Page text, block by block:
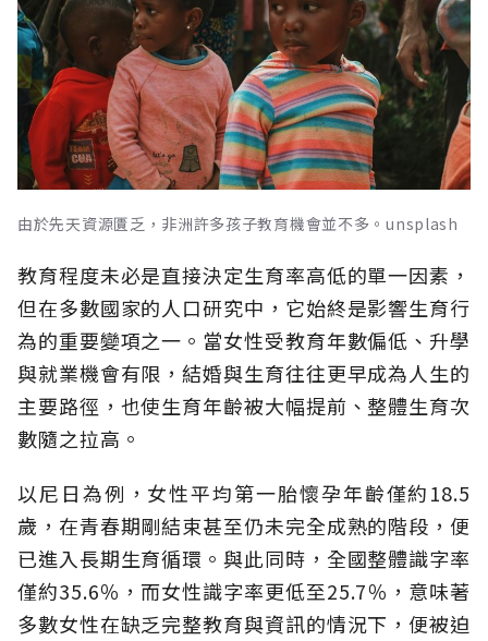
由於先天資源匱乏，非洲許多孩子教育機會並不多。unsplash
教育程度未必是直接決定生育率高低的單一因素，
但在多數國家的人口研究中，它始終是影響生育行
為的重要變項之一。當女性受教育年數偏低、升學
與就業機會有限，結婚與生育往往更早成為人生的
主要路徑，也使生育年齡被大幅提前、整體生育次
數隨之拉高。
以尼日為例，女性平均第一胎懷孕年齡僅約18.5
歲，在青春期剛結束甚至仍未完全成熟的階段，便
已進入長期生育循環。與此同時，全國整體識字率
僅約35.6％，而女性識字率更低至25.7％，意味著
多數女性在缺乏完整教育與資訊的情況下，便被迫